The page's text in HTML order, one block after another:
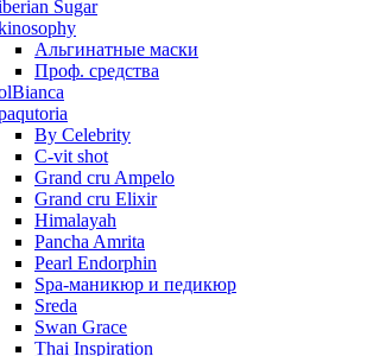
Sugar
Альгинатные маски
Проф. средства
By Celebrity
C-vit shot
Grand cru Ampelo
Grand сru Elixir
Himalayah
Pancha Amrita
Pearl Endorphin
Spa-маникюр и педикюр
Sreda
Swan Grace
Thai Inspiration